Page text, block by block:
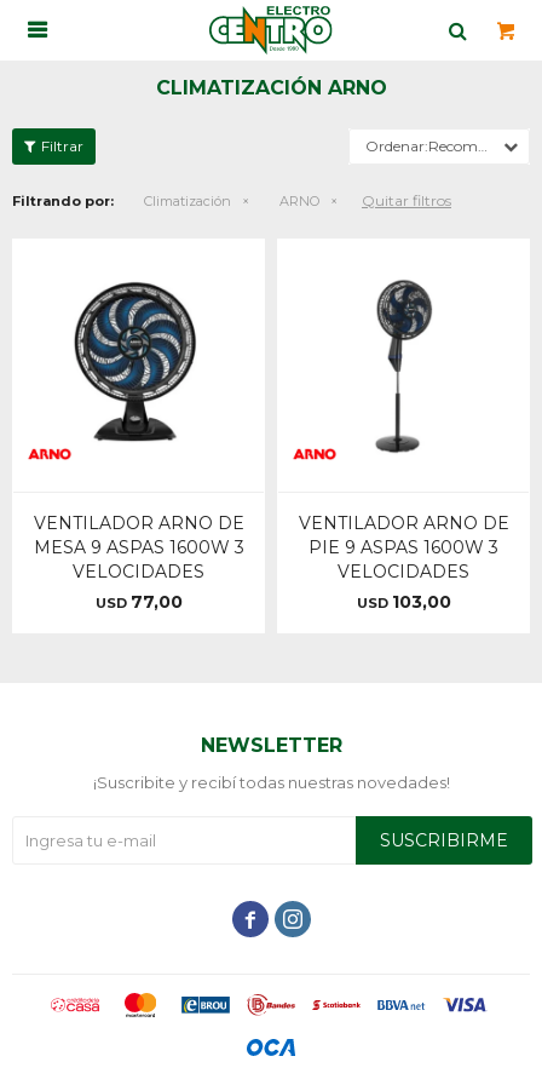

CLIMATIZACIÓN ARNO
Recomendados
Filtrando por: Climatización ARNO Quitar filtros
VENTILADOR ARNO DE
MESA 9 ASPAS 1600W 3
VELOCIDADES
USD 77,00
VENTILADOR ARNO DE
PIE 9 ASPAS 1600W 3
VELOCIDADES
USD 103,00
NEWSLETTER
¡Suscribite y recibí todas nuestras novedades!
SUSCRIBIRME
 